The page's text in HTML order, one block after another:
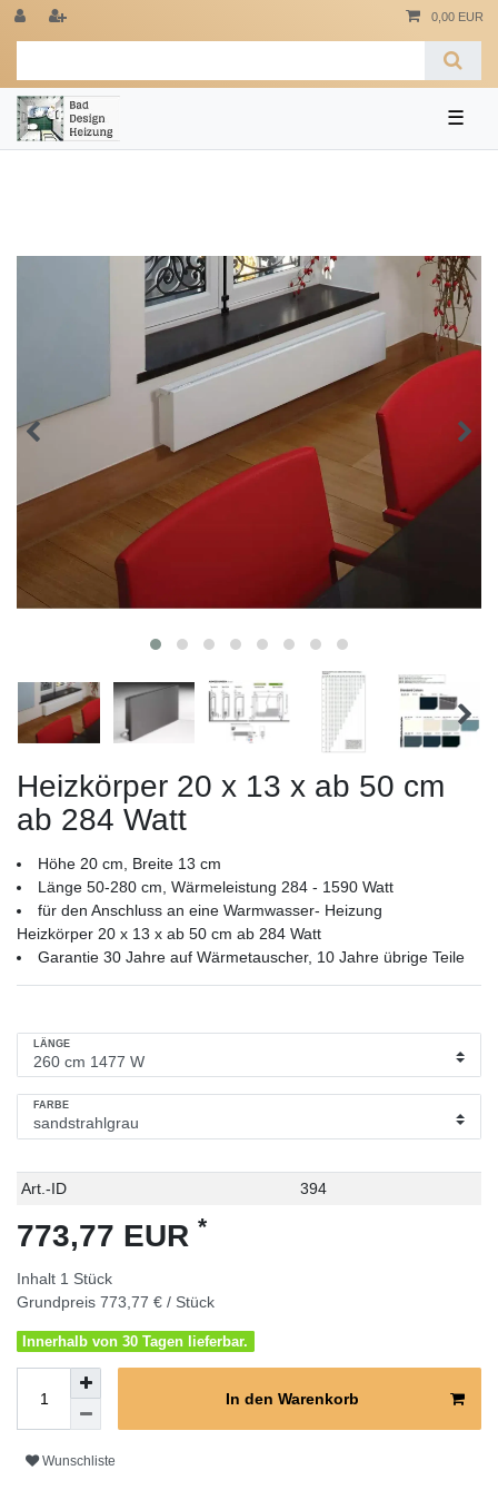
0,00 EUR
☰
Heizkörper 20 x 13 x ab 50 cm
ab 284 Watt
Höhe 20 cm, Breite 13 cm
Länge 50-280 cm, Wärmeleistung 284 - 1590 Watt
für den Anschluss an eine Warmwasser- Heizung
Heizkörper 20 x 13 x ab 50 cm ab 284 Watt
Garantie 30 Jahre auf Wärmetauscher, 10 Jahre übrige Teile
LÄNGE
FARBE
Technisches
Wert
Art.-ID 394
773,77 EUR *
Inhalt 1 Stück
Grundpreis 773,77 € / Stück
Innerhalb von 30 Tagen lieferbar.
In den Warenkorb
Wunschliste